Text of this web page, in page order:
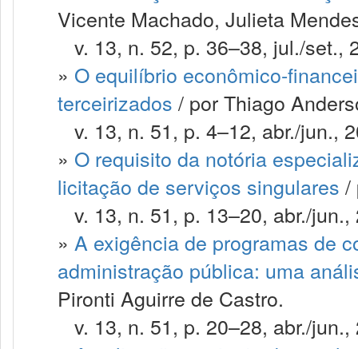
Vicente Machado, Julieta
v. 13, n. 52, p. 36–38, jul./set.,
» O equilíbrio econômico-
terceirizados / por Thiago
v. 13, n. 51, p. 4–12, abr./jun.,
» O requisito da notória
licitação de serviços singulares /
v. 13, n. 51, p. 13–20, abr./jun.,
» A exigência de programas de
administração pública: uma
Pironti Aguirre de Castro.
v. 13, n. 51, p. 20–28, abr./jun.,